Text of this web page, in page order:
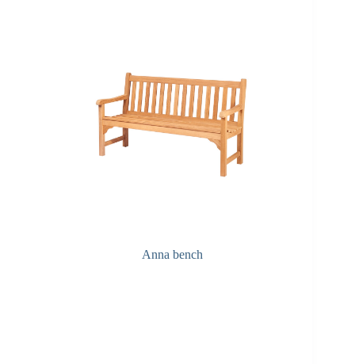
Anna bench